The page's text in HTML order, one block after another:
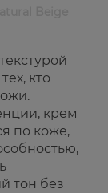
кто
крем
по коже,
тон без